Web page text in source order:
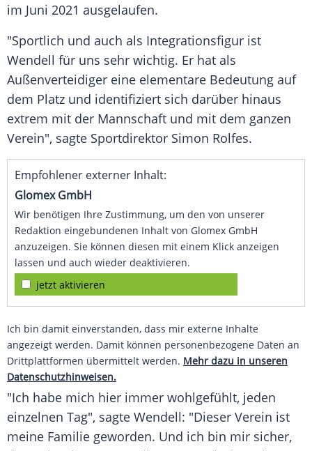
im Juni 2021 ausgelaufen.
"Sportlich und auch als Integrationsfigur ist
Wendell für uns sehr wichtig. Er hat als
Außenverteidiger eine elementare Bedeutung auf
dem Platz und identifiziert sich darüber hinaus
extrem mit der Mannschaft und mit dem ganzen
Verein", sagte Sportdirektor Simon Rolfes.
Empfohlener externer Inhalt:
Glomex GmbH
Wir benötigen Ihre Zustimmung, um den von unserer
Redaktion eingebundenen Inhalt von Glomex GmbH
anzuzeigen. Sie können diesen mit einem Klick anzeigen
lassen und auch wieder deaktivieren.
jetzt aktivieren
Ich bin damit einverstanden, dass mir externe Inhalte
angezeigt werden. Damit können personenbezogene Daten an
Drittplattformen übermittelt werden. Mehr dazu in unseren
Datenschutzhinweisen.
"Ich habe mich hier immer wohlgefühlt, jeden
einzelnen Tag", sagte Wendell: "Dieser Verein ist
meine Familie geworden. Und ich bin mir sicher,